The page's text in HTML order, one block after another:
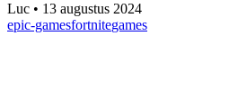
Luc • 13 augustus 2024
epic-gamesfortnitegames